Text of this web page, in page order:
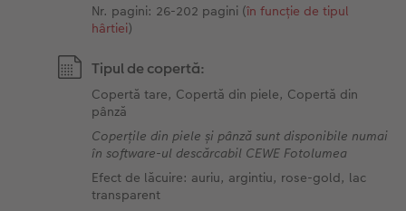
Nr. pagini: 26-202 pagini (în funcție de tipul
hârtiei)
Tipul de copertă:
Copertă tare, Copertă din piele, Copertă din
pânză
Coperțile din piele și pânză sunt disponibile numai
în software-ul descărcabil CEWE Fotolumea
Efect de lăcuire: auriu, argintiu, rose-gold, lac
transparent